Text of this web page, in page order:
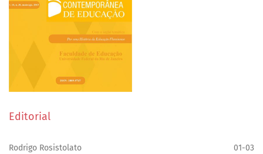
Editorial
Rodrigo Rosistolato 01-03